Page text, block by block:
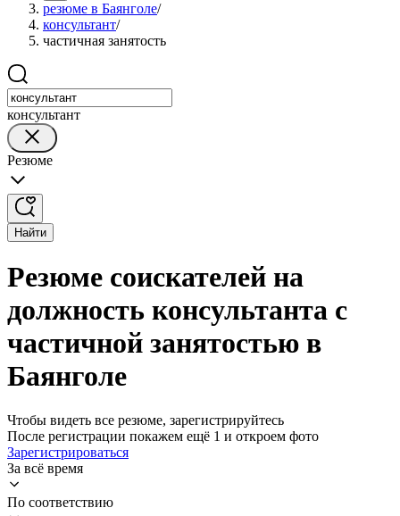
резюме в Баянголе/
консультант/
частичная занятость
консультант
Резюме
Найти
Резюме соискателей на
должность консультанта с
частичной занятостью в
Баянголе
Чтобы видеть все резюме, зарегистрируйтесь
После регистрации покажем ещё 1 и откроем фото
Зарегистрироваться
За всё время
По соответствию